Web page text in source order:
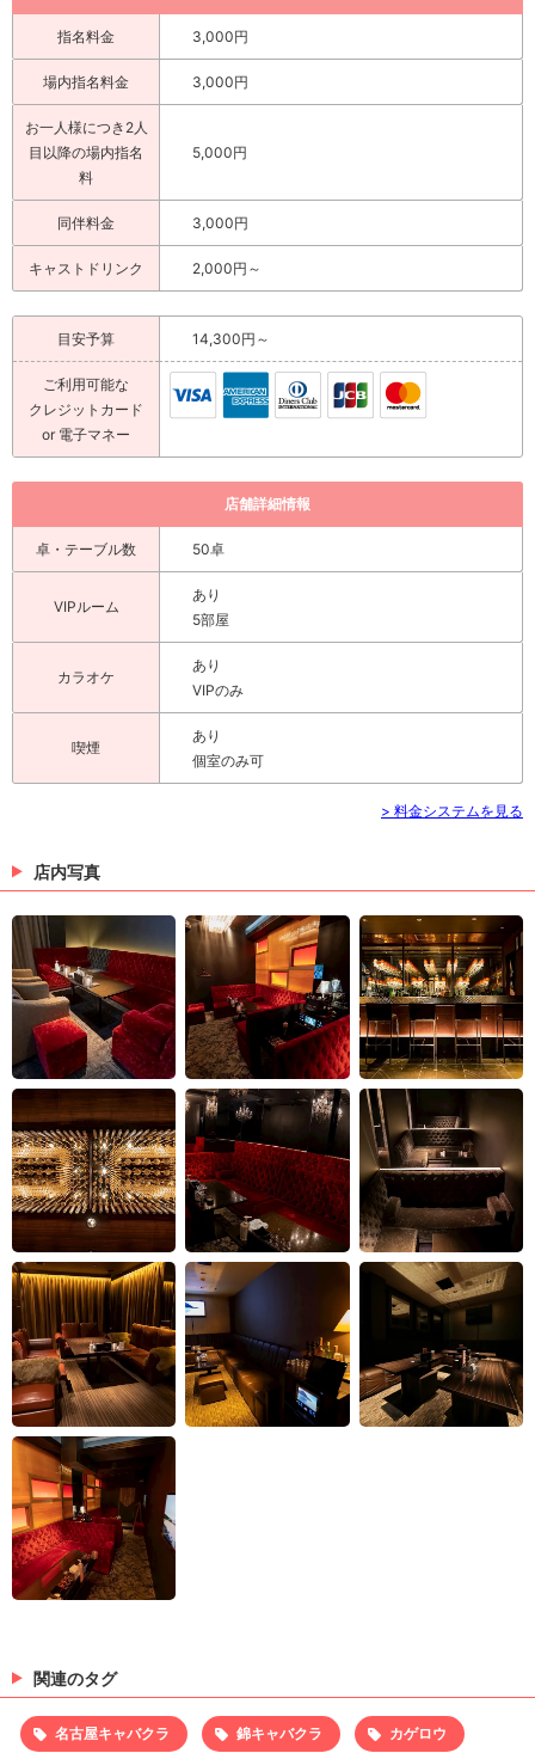
指名料金 3,000円
場内指名料金 3,000円
お一人様につき2人
目以降の場内指名
料
5,000円
同伴料金 3,000円
キャストドリンク 2,000円～
目安予算 14,300円～
ご利用可能な
クレジットカード
or 電子マネー
店舗詳細情報
卓・テーブル数 50卓
VIPルーム
あり
5部屋
カラオケ
あり
VIPのみ
喫煙
あり
個室のみ可
> 料金システムを見る
店内写真
関連のタグ
名古屋キャバクラ 錦キャバクラ カゲロウ